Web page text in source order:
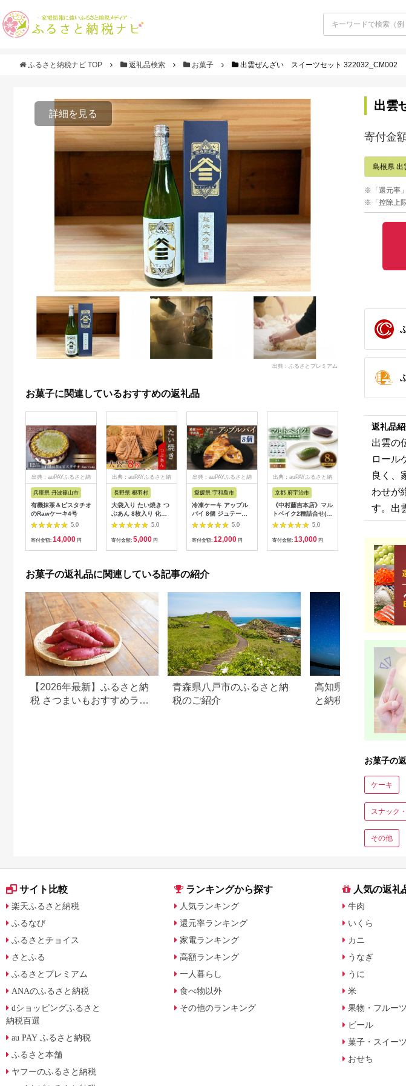
ふるさと納税ナビ TOP 返礼品検索 お菓子 出雲ぜんざい スイーツセット 322032_CM002
詳細を見る
出典：ふるさとプレミアム
お菓子に関連しているおすすめの返礼品
出典：auPAYふるさと納
兵庫県 丹波篠山市
有機抹茶＆ピスタチオ
のRawケーキ4号
5.0
寄付金額: 14,000 円
出典：auPAYふるさと納
長野県 根羽村
大袋入り たい焼き つ
ぶあん 8枚入り 化学
添加物不使用 大袋 羽
根付き 和菓子 訳あり
たいやき 鯛焼き お祝
5.0
寄付金額: 5,000 円
出典：auPAYふるさと納
愛媛県 宇和島市
冷凍ケーキ アップル
パイ 8個 ジュテーム
寿提夢 父の日 スイー
ツ お菓子 デザート お
やつ 美味しい 焼菓子
プレゼント ギフト お
祝い 記念日 誕生日 誕
島 J012-097006
5.0
寄付金額: 12,000 円
出典：auPAYふるさと納
京都 府宇治市
《中村藤吉本店》マル
トベイク2種詰合せ(抹
茶・ほうじ茶/各4個)
【uj-AZ011】【中村
藤吉本店】
5.0
寄付金額: 13,000 円
出典：auPAYふるさ
群馬県 富岡市
オリヒロ ぷるんと
蒻ゼリー スタンデ
ング カロリーゼロ
(48個入) こんにゃ
ゼリー パウチ 低カ
リー 蒟蒻 コンニャ
りんご リンゴ 蜜り
ご 食品 F21E-473
35,000
お菓子の返礼品に関連している記事の紹介
【2026年最新】ふるさと納
税 さつまいもおすすめラン
青森県八戸市のふるさと納
税のご紹介
高知県土佐清水市の
と納税のご紹介
出雲
寄付金
島根県 出
※「還元率
※「控除上
返礼品
出雲の
ロール
良く、
わせが
す。出
お菓子の
ケーキ
スナック
その他
サイト比較
楽天ふるさと納税
ふるなび
ふるさとチョイス
さとふる
ふるさとプレミアム
ANAのふるさと納税
dショッピングふるさと
納税百選
au PAY ふるさと納税
ふるさと本舗
ヤフーのふるさと納税
ランキングから探す
人気ランキング
還元率ランキング
家電ランキング
高額ランキング
一人暮らし
食べ物以外
その他のランキング
人気の返礼
牛肉
いくら
カニ
うなぎ
うに
米
果物・フルーツ
ビール
菓子・スイーツ
おせち